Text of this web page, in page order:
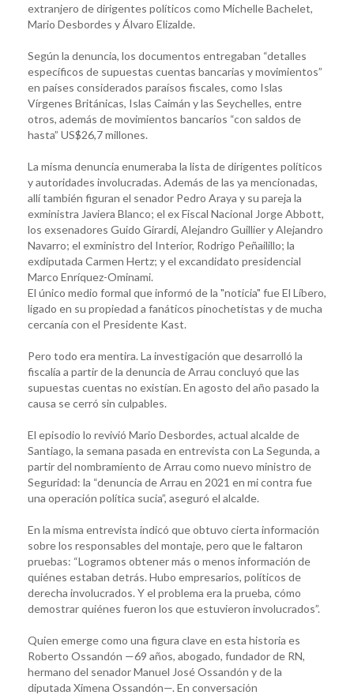
extranjero de dirigentes políticos como Michelle Bachelet,
Mario Desbordes y Álvaro Elizalde.
Según la denuncia, los documentos entregaban “detalles
específicos de supuestas cuentas bancarias y movimientos”
en países considerados paraísos fiscales, como Islas
Vírgenes Británicas, Islas Caimán y las Seychelles, entre
otros, además de movimientos bancarios “con saldos de
hasta” US$26,7 millones.
La misma denuncia enumeraba la lista de dirigentes políticos
y autoridades involucradas. Además de las ya mencionadas,
allí también figuran el senador Pedro Araya y su pareja la
exministra Javiera Blanco; el ex Fiscal Nacional Jorge Abbott,
los exsenadores Guido Girardi, Alejandro Guillier y Alejandro
Navarro; el exministro del Interior, Rodrigo Peñailillo; la
exdiputada Carmen Hertz; y el excandidato presidencial
Marco Enríquez-Ominami.
El único medio formal que informó de la "noticia" fue El Líbero,
ligado en su propiedad a fanáticos pinochetistas y de mucha
cercanía con el Presidente Kast.
Pero todo era mentira. La investigación que desarrolló la
fiscalía a partir de la denuncia de Arrau concluyó que las
supuestas cuentas no existían. En agosto del año pasado la
causa se cerró sin culpables.
El episodio lo revivió Mario Desbordes, actual alcalde de
Santiago, la semana pasada en entrevista con La Segunda, a
partir del nombramiento de Arrau como nuevo ministro de
Seguridad: la “denuncia de Arrau en 2021 en mi contra fue
una operación política sucia”, aseguró el alcalde.
En la misma entrevista indicó que obtuvo cierta información
sobre los responsables del montaje, pero que le faltaron
pruebas: “Logramos obtener más o menos información de
quiénes estaban detrás. Hubo empresarios, políticos de
derecha involucrados. Y el problema era la prueba, cómo
demostrar quiénes fueron los que estuvieron involucrados”.
Quien emerge como una figura clave en esta historia es
Roberto Ossandón —69 años, abogado, fundador de RN,
hermano del senador Manuel José Ossandón y de la
diputada Ximena Ossandón—. En conversación